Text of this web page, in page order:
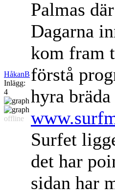
HåkanB
Inlägg:
4
offline
Palmas
Dagarna
kom fram
förstå
hyra
Surfet
det har
sidan har